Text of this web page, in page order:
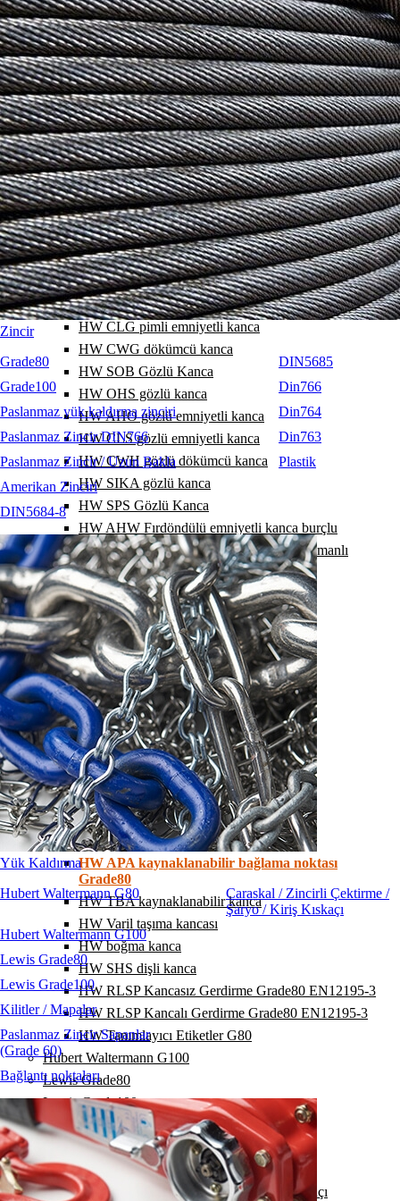
Zincir
Grade80
Grade100
Paslanmaz yük kaldırma zinciri
Paslanmaz Zincir DIN766
Paslanmaz Zincir / Uzun Bakla
Amerikan Zinciri
DIN5684-8
DIN5685
Din766
Din764
Din763
Plastik
Yük Kaldırma
Hubert Waltermann G80
Hubert Waltermann G100
Lewis Grade80
Lewis Grade100
Kilitler / Mapalar
Paslanmaz Zincir Sapanlar
(Grade 60)
Bağlantı noktaları
Caraskal / Zincirli Çektirme /
Şaryo / Kiriş Kıskaçı
HW A halka 1-2 bacak
HW Halka grubu 3-4 bacak
HW SA25 geniş halka
HW SA16 geniş halka
HW A1 halka 1 bacak
HW A2 halka 2 bacak
HW A3 halka 3 bacak
HW A4 halka 4 bacak
HW EG sonlama halkası
HW SGB pimli kanca
HW GHK pimli kanca
HW GHS pimli kanca
HW SGCS pimli kanca
HW AHG pimli emniyetli kanca
HW CLG pimli emniyetli kanca
HW CWG dökümcü kanca
HW SOB Gözlü Kanca
HW OHS gözlü kanca
HW AHO gözlü emniyetli kanca
HW CLS gözlü emniyetli kanca
HW CWH gözlü dökümcü kanca
HW SIKA gözlü kanca
HW SPS Gözlü Kanca
HW AHW Fırdöndülü emniyetli kanca burçlu
HW AHW Fırdöndülü emniyetli kanca rulmanlı
HW WHS Fırdöndülü Kanca Burçlu
HW WHS fırdöndülü kanca Rulmanlı
HW KV ek kilit
HW RSK polyester sapan ek kilidi
HW VHG kısaltma kancası
HW VHO gözlü kısaltma kancası
HW VKH kısaltma kancası
HW VKF kısaltma kancası
HW VK kısaltma kancası
HW EKF kısaltma kancası
HW EKH kısaltma kancası
HW DVKF kısaltma kancası
HW KLW fırdöndü rulmanlı
HW APA kaynaklanabilir bağlama noktası
Grade80
HW TBA kaynaklanabilir kanca
HW Varil taşıma kancası
HW boğma kanca
HW SHS dişli kanca
HW RLSP Kancasız Gerdirme Grade80 EN12195-3
HW RLSP Kancalı Gerdirme Grade80 EN12195-3
HW Tanımlayıcı Etiketler G80
Hubert Waltermann G100
Lewis Grade80
Lewis Grade100
Kilitler / Mapalar
Paslanmaz Zincir Sapanlar (Grade 60)
Bağlantı noktaları
Caraskal / Zincirli Çektirme / Şaryo / Kiriş Kıskaçı